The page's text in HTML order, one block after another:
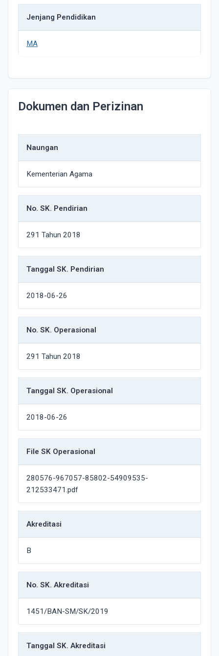
Jenjang Pendidikan
MA
Dokumen dan Perizinan
Naungan
Kementerian Agama
No. SK. Pendirian
291 Tahun 2018
Tanggal SK. Pendirian
2018-06-26
No. SK. Operasional
291 Tahun 2018
Tanggal SK. Operasional
2018-06-26
File SK Operasional
280576-967057-85802-54909535-
212533471.pdf
Akreditasi
B
No. SK. Akreditasi
1451/BAN-SM/SK/2019
Tanggal SK. Akreditasi